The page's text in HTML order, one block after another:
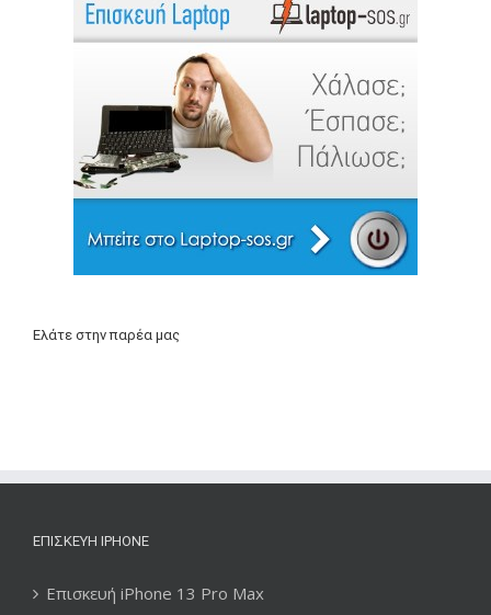
Ελάτε στην παρέα μας
ΕΠΙΣΚΕΥΉ IPHONE
Επισκευή iPhone 13 Pro Max